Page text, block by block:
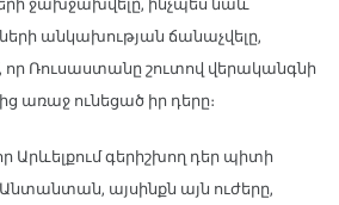
ջախջախվելը, ինչպես նաև
անկախության ճանաչվելը,
որ Ռուսաստանը շուտով վերականգնի
ունեցած իր դերը։
գերիշխող դեր պիտի
այսինքն այն ուժերը,